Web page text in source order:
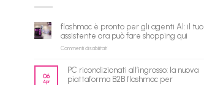
flashmac è pronto per gli agenti AI: il tuo
assistente ora può fare shopping qui
Commenti disabilitatisu
pronto
per
06
Apr
PC ricondizionati all’ingrosso: la nuova
piattaforma B2B flashmac per